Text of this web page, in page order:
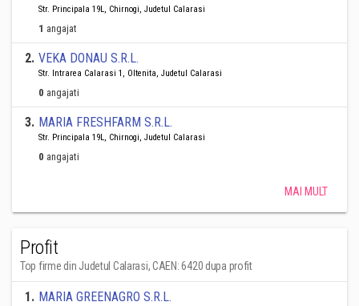
Str. Principala 19L, Chirnogi, Judetul Calarasi
1 angajat
2. VEKA DONAU S.R.L.
Str. Intrarea Calarasi 1, Oltenita, Judetul Calarasi
0 angajati
3. MARIA FRESHFARM S.R.L.
Str. Principala 19L, Chirnogi, Judetul Calarasi
0 angajati
MAI MULT
Profit
Top firme din Judetul Calarasi, CAEN: 6420 dupa profit
1. MARIA GREENAGRO S.R.L.